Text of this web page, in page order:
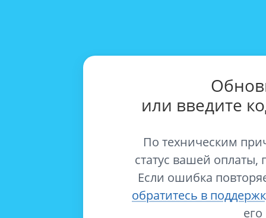
или введите
По техническим
статус вашей оплаты,
Если ошибка
обратитесь в
его